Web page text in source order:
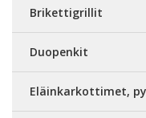
Brikettigrillit
Duopenkit
Eläinkarkottimet,